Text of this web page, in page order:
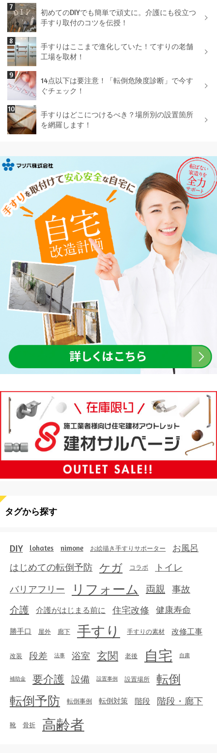
初めてのDIYでも簡単で頑丈に。介護にも役立つ
手すり取付のコツを伝授！
手すりはここまで進化していた！てすりの老舗
工場を取材！
14点以下は要注意！「転倒危険度診断」で今す
ぐチェック！
手すりはどこにつけるべき？場所別の設置箇所
を網羅します！
タグから探す
DIY lohates nimone お絵描き手すりサポーター お風呂
はじめての転倒予防 ケガ コラボ トイレ
バリアフリー リフォーム 両親 事故
介護 介護がはじまる前に 住宅改修 健康寿命
勝手口 屋外 廊下 手すり 手すりの素材 改修工事
改装 段差 法事 浴室 玄関 老後 自宅 自粛
補助金 要介護 設備 設置事例 設置場所
転倒
転倒予防
転倒事例 転倒対策 階段 階段・廊下
靴 骨折 高齢者